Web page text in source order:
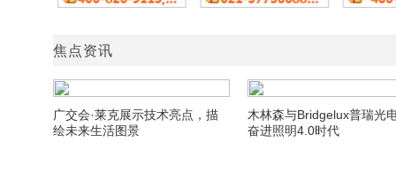
焦点资讯
广交会·莱克展示技术亮点，描
绘未来生活图景
木林森与Bridgelux普瑞光
奋进照明4.0时代